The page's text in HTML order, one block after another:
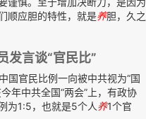
顺应胆的特性，就是养胆，久之
发言谈“官民比”
国官民比例一向被中共视为“国
年中共全国“两会”上，有政协
为1:5，也就是5个人养1个官